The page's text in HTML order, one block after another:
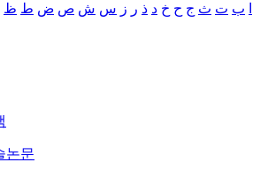
ب ت ث ج ح خ د ذ ر ز س ش ص ض ط ظ
논문